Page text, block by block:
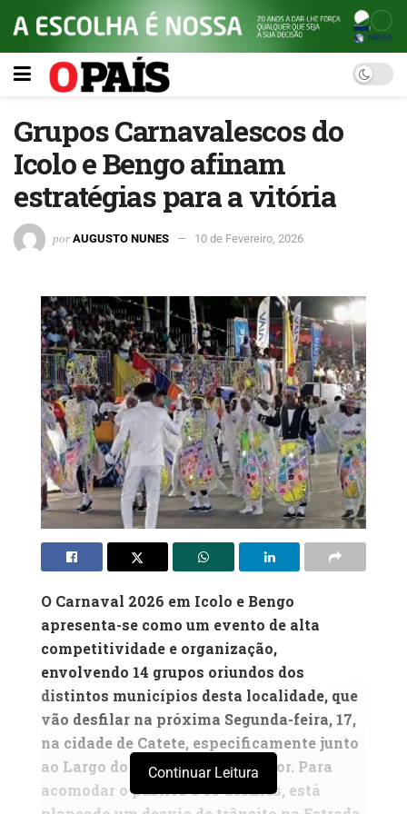
Grupos Carnavalescos do
Icolo e Bengo afinam
estratégias para a vitória
por AUGUSTO NUNES 10 de Fevereiro, 2026
O Carnaval 2026 em Icolo e Bengo
apresenta-se como um evento de alta
competitividade e organização,
envolvendo 14 grupos oriundos dos
distintos municípios desta localidade, que
vão desfilar na próxima Segunda-feira, 17,
na cidade de Catete, especificamente junto
ao Largo do Busto do Poeta Maior. Para
acomodar o público e os desfiles, está
Continuar Leitura